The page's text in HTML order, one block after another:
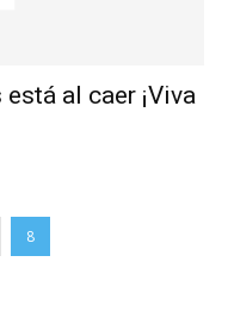
al caer ¡Viva
8